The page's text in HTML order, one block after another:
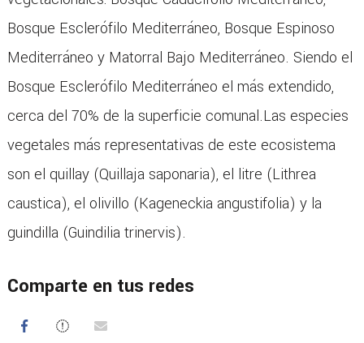
Bosque Esclerófilo Mediterráneo, Bosque Espinoso
Mediterráneo y Matorral Bajo Mediterráneo. Siendo el
Bosque Esclerófilo Mediterráneo el más extendido,
cerca del 70% de la superficie comunal.Las especies
vegetales más representativas de este ecosistema
son el quillay (Quillaja saponaria), el litre (Lithrea
caustica), el olivillo (Kageneckia angustifolia) y la
guindilla (Guindilia trinervis).
Comparte en tus redes